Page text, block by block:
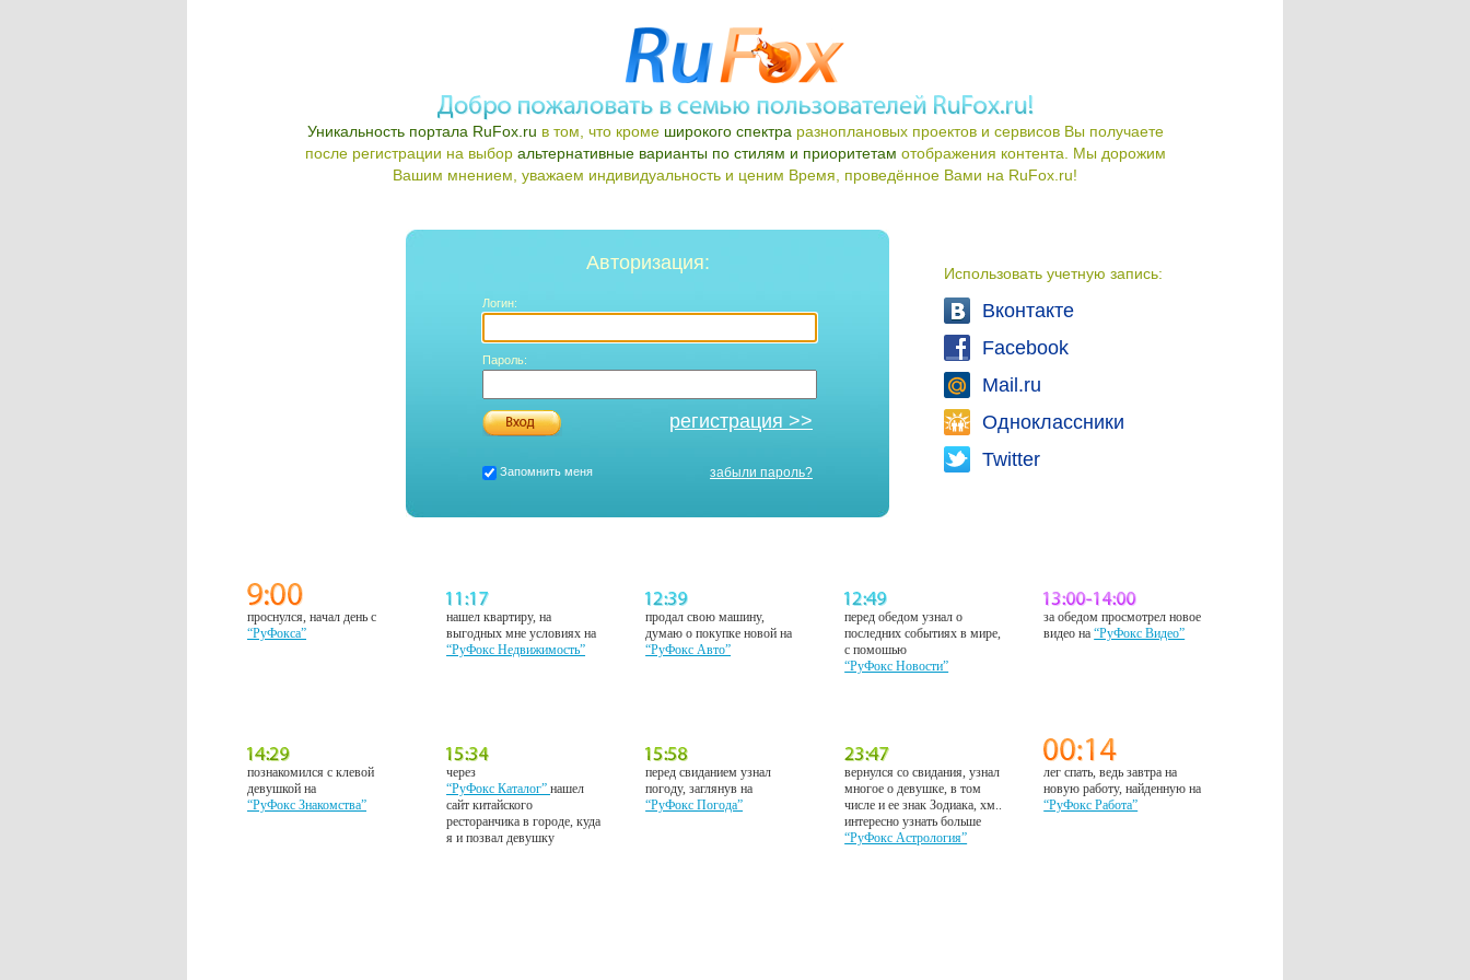
Уникальность портала RuFox.ru в том, что кроме широкого спектра разноплановых проектов и сервисов Вы получаете
после регистрации на выбор альтернативные варианты по стилям и приоритетам отображения контента. Мы дорожим
Вашим мнением, уважаем индивидуальность и ценим Время, проведённое Вами на RuFox.ru!
Использовать учетную запись:
Вконтакте
Facebook
Mail.ru
Одноклассники
Twitter
Авторизация:
Логин:
Пароль:
регистрация >>
Запомнить меня забыли пароль?
проснулся, начал день с
“РуФокса”
нашел квартиру, на
выгодных мне условиях на
“РуФокс Недвижимость”
продал свою машину,
думаю о покупке новой на
“РуФокс Авто”
перед обедом узнал о
последних событиях в мире,
с помошью
“РуФокс Новости”
за обедом просмотрел новое
видео на“РуФокс Видео”
познакомился с клевой
девушкой на
“РуФокс Знакомства”
через
“РуФокс Каталог”нашел
сайт китайского
ресторанчика в городе, куда
я и позвал девушку
перед свиданием узнал
погоду, заглянув на
“РуФокс Погода”
вернулся со свидания, узнал
многое о девушке, в том
числе и ее знак Зодиака, хм..
интересно узнать больше
“РуФокс Астрология”
лег спать, ведь завтра на
новую работу, найденную на
“РуФокс Работа”